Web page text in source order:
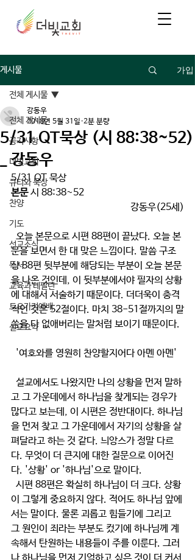
게시물 가입
전체 게시물
공지사항
더빛교회
큐티와 묵상
찬양
기도
선교소식
독서
교육과 테필린
토요가정예배
설교요약
전체 게시물
5/31 QT묵상 (시 88:38~52)
_ 강동우
강동우
2018년 5월 31일 2분 분량
5/31 QT 묵상
본문 시 88:38~52
강동우(25세)
문을 보면서 한 대 맞은 느낌이다. 말씀 구조
상 88편 뒷부분에 해당되는 부분이 오늘 본문
을 나온 것인데, 이 뒷부분에서야 필자의 상황
에 대해서 서술하기 때문이다. 더더욱이 충격
적인 것은 52절이다. 마치 38-51절까지의 말
씀을 다 없애버리는 말처럼 보이기 때문이다.
  '여호와를 영원히 찬양할지어다 아멘 아멘'
고 그 가운데에서 하나님을 찾게되는 경우가
많다고 보는데, 이 시편은 정반대이다. 하나님
을 먼저 찾고 그 가운데에서 자기의 상황을 살
펴달라고 하는 것 같다. 늬앙스가 정말 다르
다. 무엇이 더 큰지에 대한 질문으로 이어진
다. '상황' or '하나님'으로 말이다.
이 그렇게 중요하지 않다. 적어도 하나님 앞에
서는 말이다. 물론 괴롭고 힘들기에 그리고
그 원인이 죄라는 부분도 컸기에 하나님께 계
속해서 탄원하는 내용들이 주를 이룬다. 그러